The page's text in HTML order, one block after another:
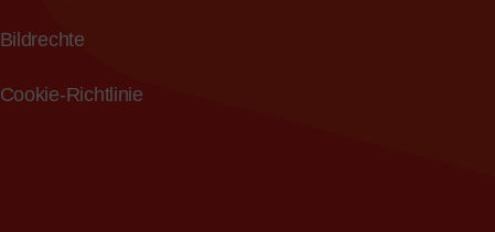
Bildrechte
Cookie-Richtlinie